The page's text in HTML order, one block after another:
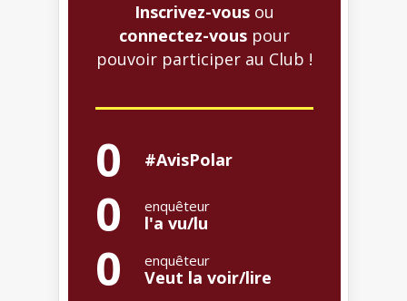
Inscrivez-vous ou
connectez-vous pour
pouvoir participer au Club !
0 #AvisPolar
0 enquêteur
l'a vu/lu
0 enquêteur
Veut la voir/lire